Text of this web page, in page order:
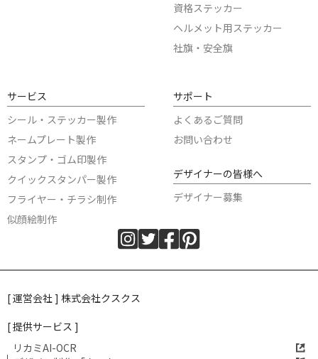
資格ステッカー
ヘルメット用ステッカー
社旗・安全旗
サービス
シール・ステッカー製作
ネームプレート製作
スタンプ・ゴム印製作
クイックスタンパー製作
フライヤー・チラシ制作
似顔絵制作
サポート
よくあるご質問
お問い合わせ
デザイナーの皆様へ
デザイナー募集
[ 運営会社 ] 株式会社クスクス
[ 提供サービス ]
リカミAI-OCR